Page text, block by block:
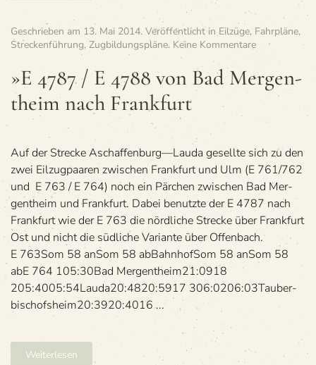
Geschrieben am 13. Mai 2014. Veröffentlicht in Eilzüge, Fahrpläne,
Streckenführung, Zugbildungspläne. Keine Kommentarezu
/
E 4788
gen­
theim
nach
Frankfurt
»E 4787 / E 4788 von Bad Mer­gen­
theim nach Frankfurt
Auf der Stre­cke Aschaffenburg—Lauda gesellte sich zu den
zwei Eil­zug­paa­ren zwi­schen Frank­furt und Ulm (E 761/762
und E 763 / E 764) noch ein Pär­chen zwi­schen Bad Mer­
gen­theim und Frank­furt. Dabei benutzte der E 4787 nach
Frank­furt wie der E 763 die nörd­li­che Stre­cke über Frank­furt
Ost und nicht die süd­li­che Vari­ante über Offenbach.
E 763Som 58 anSom 58 abBahn­hofSom 58 anSom 58
abE 764 105:30Bad Mer­gen­theim21:0918
205:4005:54Lauda20:4820:5917 306:0206:03Tau­ber­
bi­schofs­heim20:3920:4016 ...
Weiterlesen